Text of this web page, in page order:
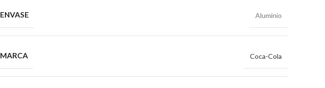
ENVASE Aluminio
MARCA Coca-Cola